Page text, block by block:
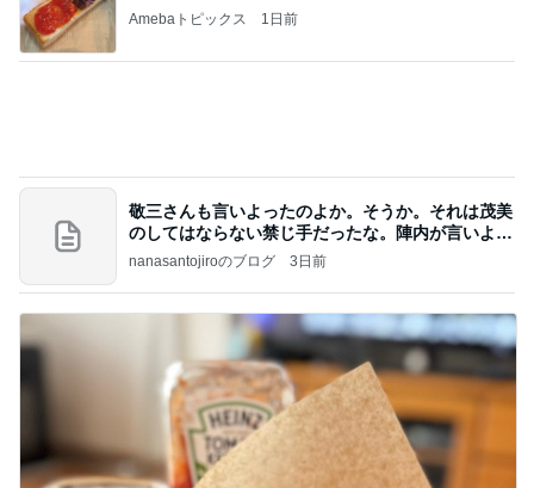
Amebaトピックス 1日前
敬三さんも言いよったのよか。そうか。それは茂美
のしてはならない禁じ手だったな。陣内が言いよる
のよ
nanasantojiroのブログ 3日前